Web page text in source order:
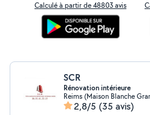
Calculé à partir de 48803 avis
SCR
Rénovation intérieure
Reims (Maison Blanche
2,8/5 (35 avis)